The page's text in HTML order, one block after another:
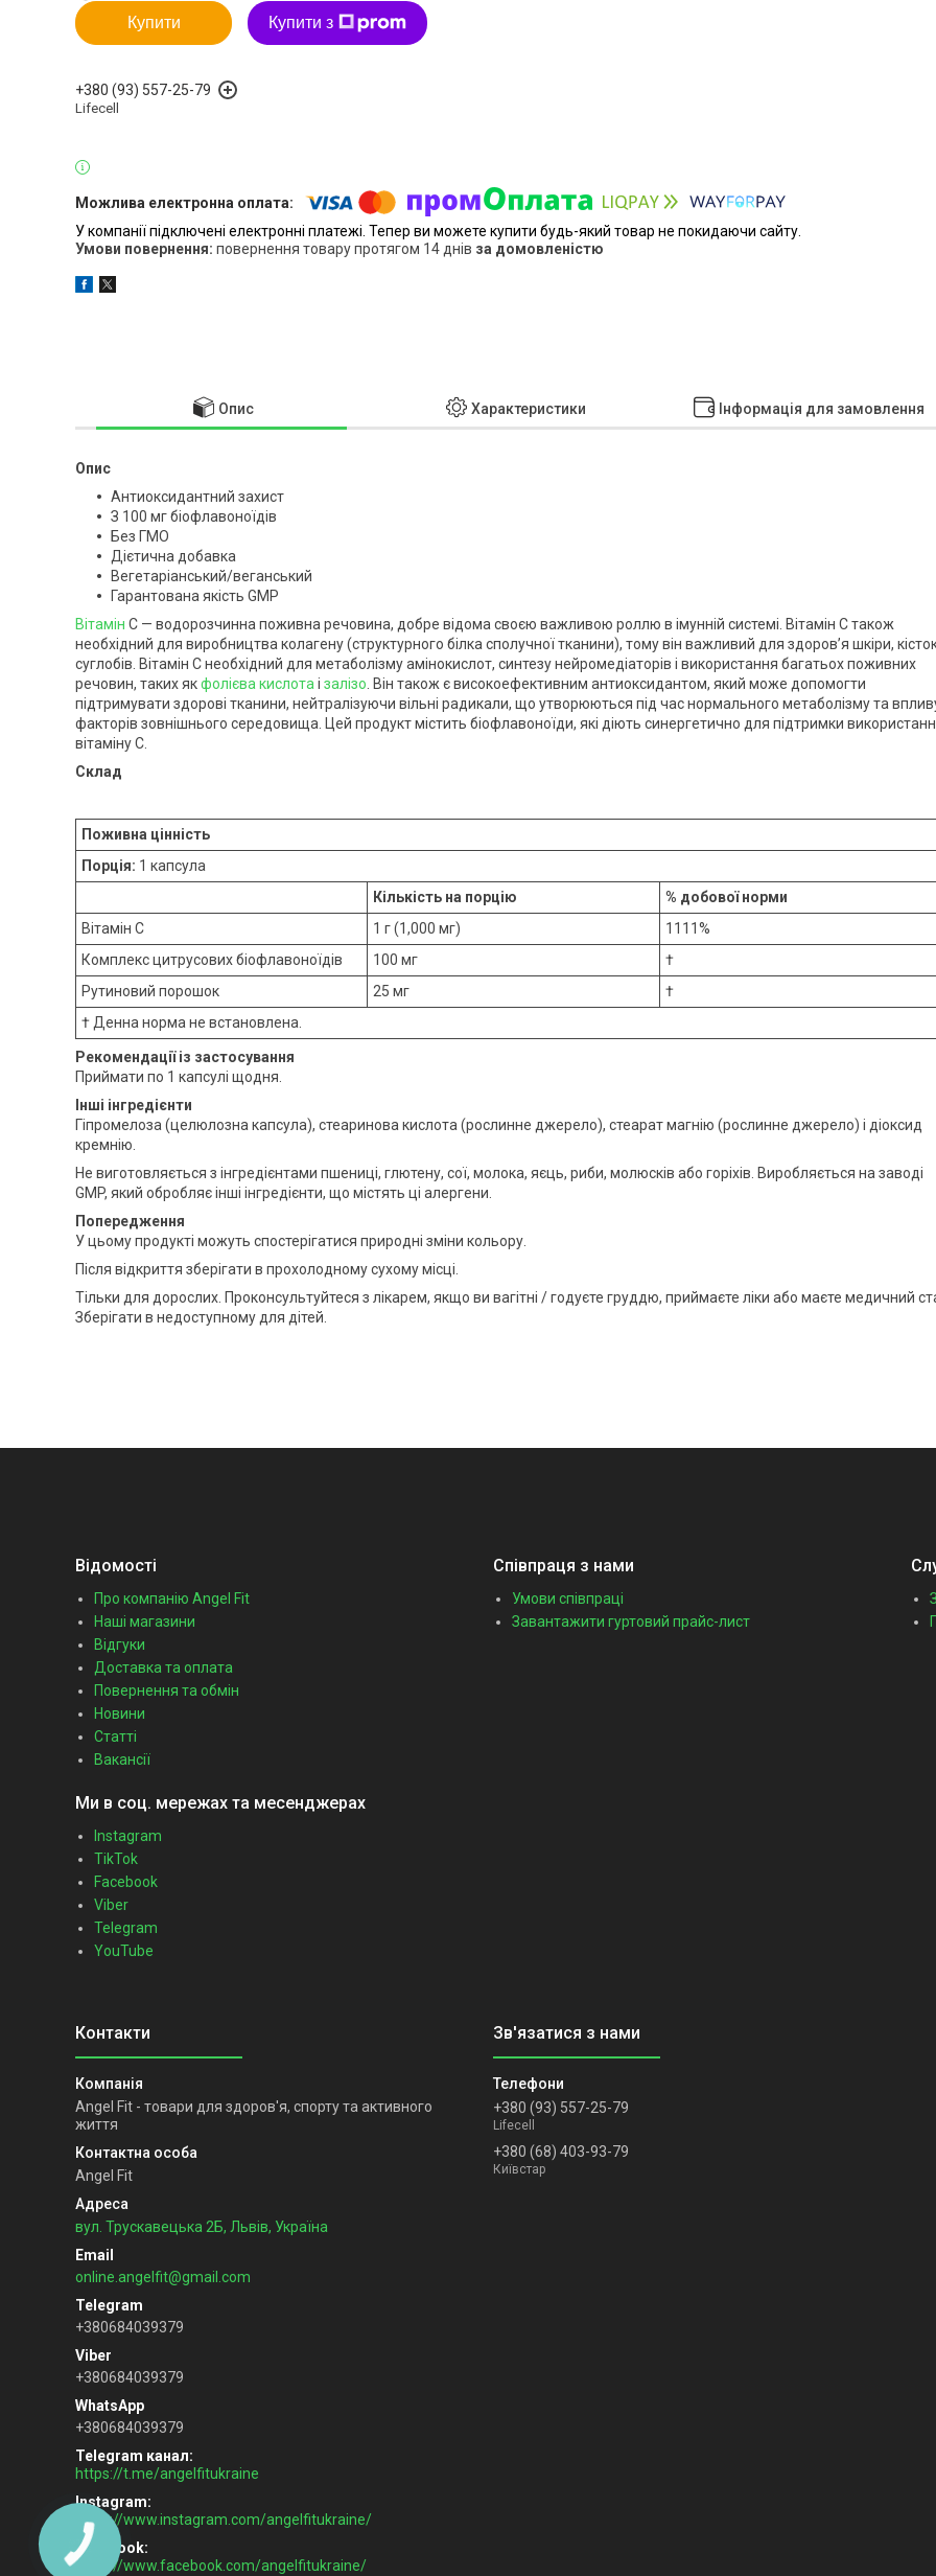
Купити Купити з
+380 (93) 557-25-79
Lifecell
У компанії підключені електронні платежі. Тепер ви можете купити будь-який товар не покидаючи сайту.
повернення товару протягом 14 днів за домовленістю
Опис Характеристики Інформація для замовлення
Опис
Антиоксидантний захист
З 100 мг біофлавоноїдів
Без ГМО
Дієтична добавка
Вегетаріанський/веганський
Гарантована якість GMP
Вітамін С — водорозчинна поживна речовина, добре відома своєю важливою роллю в імунній системі. Вітамін С також
необхідний для виробництва колагену (структурного білка сполучної тканини), тому він важливий для здоров’я шкіри, кісток
суглобів. Вітамін С необхідний для метаболізму амінокислот, синтезу нейромедіаторів і використання багатьох поживних
речовин, таких якфолієва кислота і залізо . Він також є високоефективним антиоксидантом, який може допомогти
підтримувати здорові тканини, нейтралізуючи вільні радикали, що утворюються під час нормального метаболізму та
факторів зовнішнього середовища. Цей продукт містить біофлавоноїди, які діють синергетично для підтримки
вітаміну С.
Склад
Поживна цінність
Порція: 1 капсула
Кількість на порцію
% добової норми
Вітамін C
1 г (1,000 мг)
1111%
Комплекс цитрусових біофлавоноїдів
100 мг
†
Рутиновий порошок
25 мг
†
† Денна норма не встановлена.
Рекомендації із застосування
Приймати по 1 капсулі щодня.
Інші інгредієнти
Гіпромелоза (целюлозна капсула), стеаринова кислота (рослинне джерело), ​​стеарат магнію (рослинне джерело) і діоксид
кремнію.
Не виготовляється з інгредієнтами пшениці, глютену, сої, молока, яєць, риби, молюсків або горіхів. Виробляється на заводі
GMP, який обробляє інші інгредієнти, що містять ці алергени.
Попередження
У цьому продукті можуть спостерігатися природні зміни кольору.
Після відкриття зберігати в прохолодному сухому місці.
Тільки для дорослих. Проконсультуйтеся з лікарем, якщо ви вагітні / годуєте груддю, приймаєте ліки або маєте медичний
Зберігати в недоступному для дітей.
Відомості
Про компанію Angel Fit
Наші магазини
Відгуки
Доставка та оплата
Повернення та обмін
Новини
Статті
Вакансії
Співпраця з нами
Умови співпраці
Завантажити гуртовий прайс-лист
Ми в соц. мережах та месенджерах
Instagram
TikTok
Facebook
Viber
Telegram
YouTube
Angel Fit - товари для здоров'я, спорту та активного
життя
Angel Fit
вул. Трускавецька 2Б, Львів, Україна
online.angelfit@gmail.com
+380684039379
+380684039379
+380684039379
Telegram канал
https://t.me/angelfitukraine
Instagram
https://www.instagram.com/angelfitukraine/
Facebook
https://www.facebook.com/angelfitukraine/
+380 (93) 557-25-79
Lifecell
+380 (68) 403-93-79
Київстар